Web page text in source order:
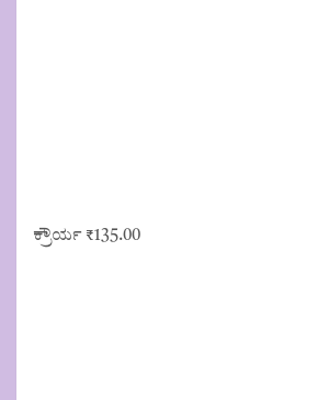
ಕ್ರೌರ್ಯ ₹135.00